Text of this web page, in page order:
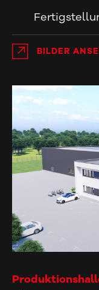
BILDER